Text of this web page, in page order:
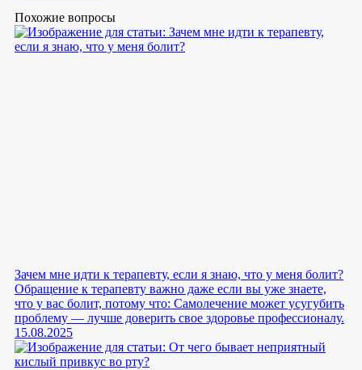
Похожие вопросы
Зачем мне идти к терапевту, если я знаю, что у меня болит?
Обращение к терапевту важно даже если вы уже знаете,
что у вас болит, потому что: Самолечение может усугубить
проблему — лучше доверить свое здоровье профессионалу.
15.08.2025